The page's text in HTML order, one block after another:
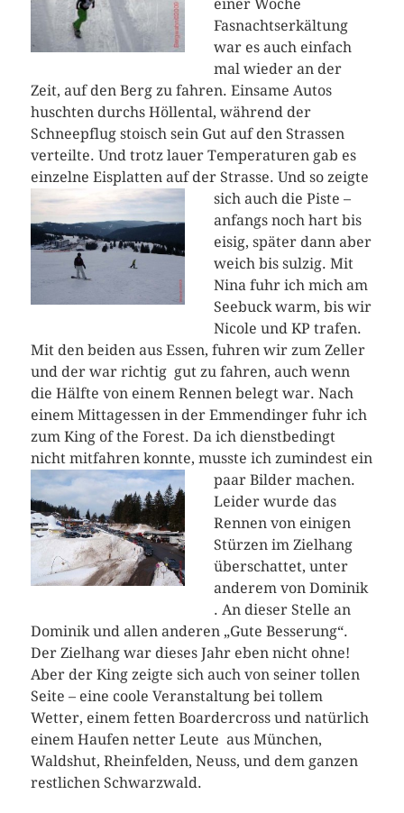
einer Woche
Fasnachtserkältung
war es auch einfach
mal wieder an der
Zeit, auf den Berg zu fahren. Einsame Autos
huschten durchs Höllental, während der
Schneepflug stoisch sein Gut auf den Strassen
verteilte. Und trotz lauer Temperaturen gab es
einzelne Eisplatten auf der Strasse. Und so zeigte
sich auch die Piste –
anfangs noch hart bis
eisig, später dann aber
weich bis sulzig. Mit
Nina fuhr ich mich am
Seebuck warm, bis wir
Nicole und KP trafen.
Mit den beiden aus Essen, fuhren wir zum Zeller
und der war richtig gut zu fahren, auch wenn
die Hälfte von einem Rennen belegt war. Nach
einem Mittagessen in der Emmendinger fuhr ich
zum King of the Forest. Da ich dienstbedingt
nicht mitfahren konnte, musste ich zumindest ein
paar Bilder machen.
Leider wurde das
Rennen von einigen
Stürzen im Zielhang
überschattet, unter
anderem von Dominik
. An dieser Stelle an
Dominik und allen anderen „Gute Besserung“.
Der Zielhang war dieses Jahr eben nicht ohne!
Aber der King zeigte sich auch von seiner tollen
Seite – eine coole Veranstaltung bei tollem
Wetter, einem fetten Boardercross und natürlich
einem Haufen netter Leute aus München,
Waldshut, Rheinfelden, Neuss, und dem ganzen
restlichen Schwarzwald.